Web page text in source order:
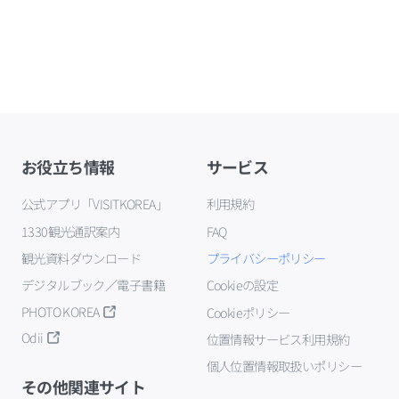
お役立ち情報
公式アプリ「VISITKOREA」
1330観光通訳案内
観光資料ダウンロード
デジタルブック／電子書籍
PHOTO KOREA
Odii
サービス
利用規約
FAQ
プライバシーポリシー
Cookieの設定
Cookieポリシー
位置情報サービス利用規約
個人位置情報取扱いポリシー
その他関連サイト